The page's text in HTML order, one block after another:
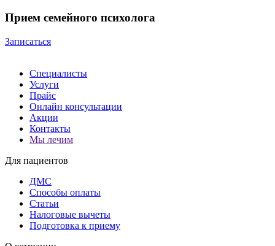
Прием семейного психолога
Записаться
Специалисты
Услуги
Прайс
Онлайн консультации
Акции
Контакты
Мы лечим
Для пациентов
ДМС
Способы оплаты
Статьи
Налоговые вычеты
Подготовка к приему